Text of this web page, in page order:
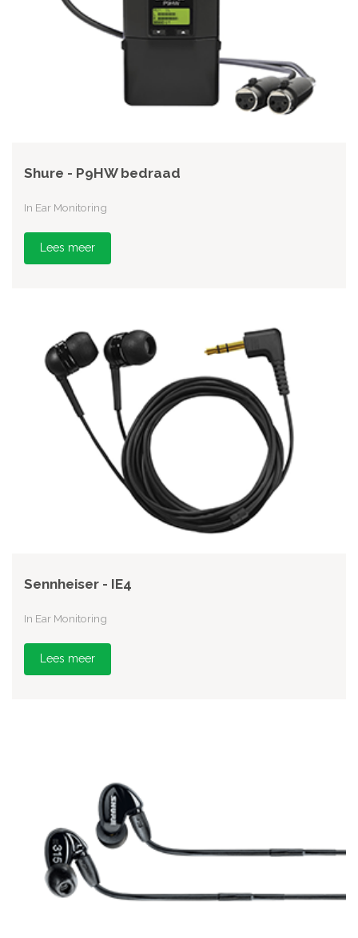
Shure - P9HW bedraad
In Ear Monitoring
Lees meer
Sennheiser - IE4
In Ear Monitoring
Lees meer